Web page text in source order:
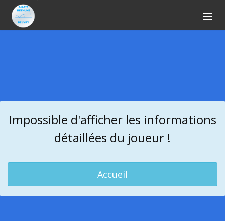
Impossible d'afficher les informations
détaillées du joueur !
Accueil